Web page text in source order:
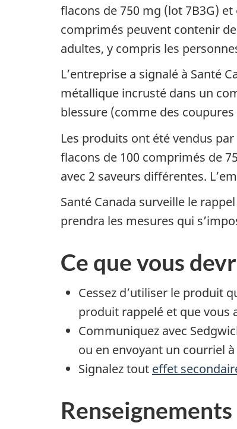
flacons de 750 mg (lot 7B3G)
comprimés peuvent contenir
adultes, y compris les
L’entreprise a signalé à Santé
métallique incrusté dans un
blessure (comme des
Les produits ont été vendus
flacons de 100 comprimés de
avec 2 saveurs différentes.
Santé Canada surveille le
prendra les mesures qui
Ce que vous
Cessez d’utiliser le produit
produit rappelé et que vous
Communiquez avec
ou en envoyant un courriel à
Signalez tout effet